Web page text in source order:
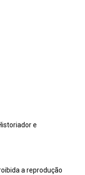
e
a reprodução